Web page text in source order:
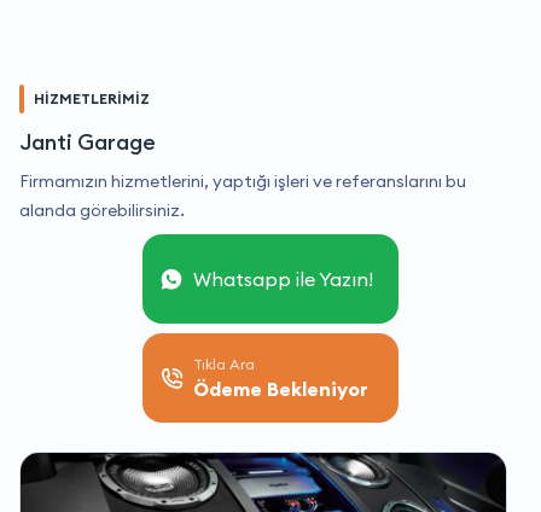
HİZMETLERİMİZ
Janti Garage
Firmamızın hizmetlerini, yaptığı işleri ve referanslarını bu
alanda görebilirsiniz.
Whatsapp ile Yazın!
Tıkla Ara
Ödeme Bekleniyor